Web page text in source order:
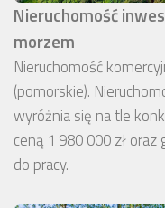
Nieruchomość
morzem
Nieruchomość
(pomorskie).
wyróżnia się na tle
ceną 1 980 000 zł
do pracy.